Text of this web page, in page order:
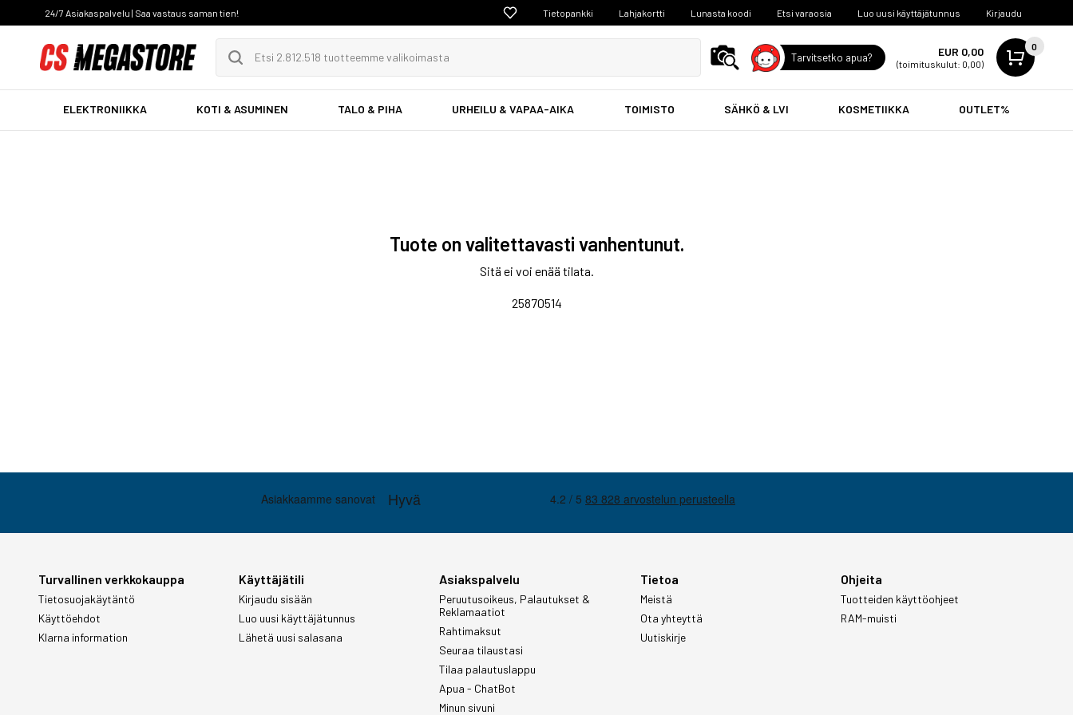
24/7 Asiakaspalvelu | Saa vastaus saman tien! Tietopankki Lahjakortti Lunasta koodi Etsi varaosia Luo uusi käyttäjätunnus Kirjaudu
Tarvitsetko apua? EUR 0,00
(toimituskulut: 0,00)
0
ELEKTRONIIKKA KOTI & ASUMINEN TALO & PIHA URHEILU & VAPAA-AIKA TOIMISTO SÄHKÖ & LVI KOSMETIIKKA OUTLET%
Tuote on valitettavasti vanhentunut.
Sitä ei voi enää tilata.
25870514
Turvallinen verkkokauppa
Tietosuojakäytäntö
Käyttöehdot
Klarna information
Käyttäjätili
Kirjaudu sisään
Luo uusi käyttäjätunnus
Lähetä uusi salasana
Asiakspalvelu
Peruutusoikeus, Palautukset &
Reklamaatiot
Rahtimaksut
Seuraa tilaustasi
Tilaa palautuslappu
Apua - ChatBot
Minun sivuni
Tietoa
Meistä
Ota yhteyttä
Uutiskirje
Ohjeita
Tuotteiden käyttöohjeet
RAM-muisti